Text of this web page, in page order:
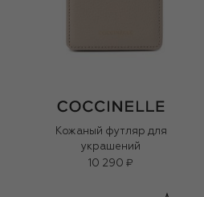
Кожаный футляр для
украшений
10 290 ₽